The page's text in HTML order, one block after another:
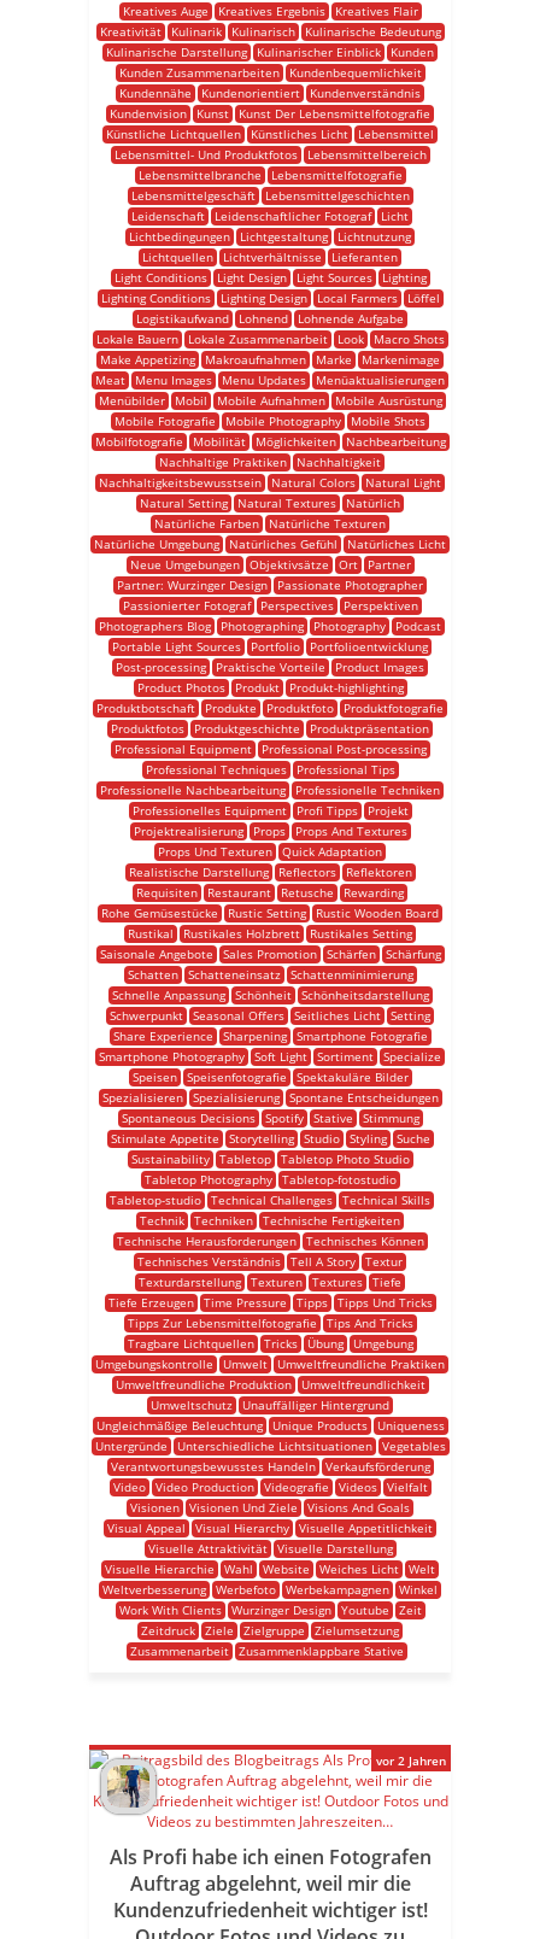
Kreatives Auge Kreatives Ergebnis
Kreatives Flair
Kreativität
Kulinarik Kulinarisch
Kulinarische Bedeutung
Kulinarische Darstellung
Kulinarischer Einblick
Kunden
Kunden Zusammenarbeiten
Kundenbequemlichkeit
Kundennähe
Kundenorientiert
Kundenverständnis
Kundenvision
Kunst
Kunst Der Lebensmittelfotografie
Künstliche Lichtquellen
Künstliches Licht
Lebensmittel
Lebensmittel- Und Produktfotos
Lebensmittelbereich
Lebensmittelbranche
Lebensmittelfotografie
Lebensmittelgeschäft
Lebensmittelgeschichten
Leidenschaft
Leidenschaftlicher Fotograf
Licht
Lichtbedingungen
Lichtgestaltung
Lichtnutzung
Lichtquellen
Lichtverhältnisse
Lieferanten
Light Conditions
Light Design Light Sources
Lighting
Lighting Conditions
Lighting Design Local Farmers
Löffel
Logistikaufwand
Lohnend
Lohnende Aufgabe
Lokale Bauern
Lokale Zusammenarbeit Look
Macro Shots
Make Appetizing
Makroaufnahmen Marke
Markenimage
Meat
Menu Images Menu Updates
Menüaktualisierungen
Menübilder
Mobil Mobile Aufnahmen
Mobile Ausrüstung
Mobile Fotografie
Mobile Photography
Mobile Shots
Mobilfotografie
Mobilität Möglichkeiten
Nachbearbeitung
Nachhaltige Praktiken
Nachhaltigkeit
Nachhaltigkeitsbewusstsein
Natural Colors
Natural Light
Natural Setting
Natural Textures
Natürlich
Natürliche Farben
Natürliche Texturen
Natürliche Umgebung
Natürliches Gefühl
Natürliches Licht
Neue Umgebungen
Objektivsätze Ort
Partner
Partner: Wurzinger Design
Passionate Photographer
Passionierter Fotograf
Perspectives
Perspektiven
Photographers Blog
Photographing Photography
Podcast
Portable Light Sources
Portfolio
Portfolioentwicklung
Post-processing
Praktische Vorteile
Product Images
Product Photos
Produkt
Produkt-highlighting
Produktbotschaft
Produkte Produktfoto
Produktfotografie
Produktfotos
Produktgeschichte
Produktpräsentation
Professional Equipment
Professional Post-processing
Professional Techniques
Professional Tips
Professionelle Nachbearbeitung
Professionelle Techniken
Professionelles Equipment
Profi Tipps
Projekt
Projektrealisierung
Props
Props And Textures
Props Und Texturen Quick Adaptation
Realistische Darstellung
Reflectors
Reflektoren
Requisiten
Restaurant Retusche
Rewarding
Rohe Gemüsestücke
Rustic Setting
Rustic Wooden Board
Rustikal
Rustikales Holzbrett
Rustikales Setting
Saisonale Angebote
Sales Promotion Schärfen
Schärfung
Schatten
Schatteneinsatz
Schattenminimierung
Schnelle Anpassung
Schönheit
Schönheitsdarstellung
Schwerpunkt Seasonal Offers Seitliches Licht Setting
Share Experience
Sharpening
Smartphone Fotografie
Smartphone Photography Soft Light Sortiment Specialize
Speisen
Speisenfotografie
Spektakuläre Bilder
Spezialisieren
Spezialisierung
Spontane Entscheidungen
Spontaneous Decisions
Spotify Stative
Stimmung
Stimulate Appetite
Storytelling Studio Styling
Suche
Sustainability
Tabletop
Tabletop Photo Studio
Tabletop Photography
Tabletop-fotostudio
Tabletop-studio Technical Challenges Technical Skills
Technik Techniken Technische Fertigkeiten
Technische Herausforderungen
Technisches Können
Technisches Verständnis Tell A Story Textur
Texturdarstellung Texturen Textures Tiefe
Tiefe Erzeugen
Time Pressure Tipps
Tipps Und Tricks
Tipps Zur Lebensmittelfotografie
Tips And Tricks
Tragbare Lichtquellen
Tricks Übung
Umgebung
Umgebungskontrolle
Umwelt
Umweltfreundliche Praktiken
Umweltfreundliche Produktion
Umweltfreundlichkeit
Umweltschutz
Unauffälliger Hintergrund
Ungleichmäßige Beleuchtung
Unique Products
Uniqueness
Untergründe
Unterschiedliche Lichtsituationen
Vegetables
Verantwortungsbewusstes Handeln
Verkaufsförderung
Video
Video Production Videografie Videos
Vielfalt
Visionen Visionen Und Ziele
Visions And Goals
Visual Appeal
Visual Hierarchy Visuelle Appetitlichkeit
Visuelle Attraktivität
Visuelle Darstellung
Visuelle Hierarchie
Wahl Website Weiches Licht Welt
Weltverbesserung Werbefoto Werbekampagnen Winkel
Work With Clients
Wurzinger Design Youtube
Zeit
Zeitdruck Ziele Zielgruppe
Zielumsetzung
Zusammenarbeit Zusammenklappbare Stative
Als Profi habe ich einen Fotografen
Auftrag abgelehnt, weil mir die
Kundenzufriedenheit wichtiger ist!
vor 2 Jahren